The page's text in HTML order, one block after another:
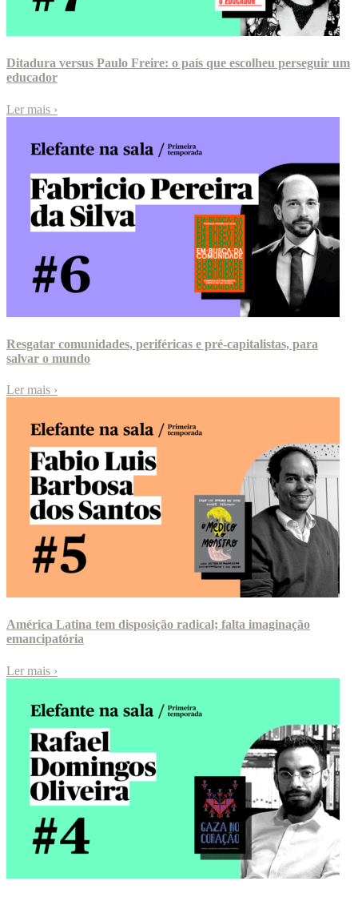
Ditadura versus Paulo Freire: o país que escolheu perseguir um
educador
Ler mais ›
Resgatar comunidades, periféricas e pré-capitalistas, para
salvar o mundo
Ler mais ›
América Latina tem disposição radical; falta imaginação
emancipatória
Ler mais ›